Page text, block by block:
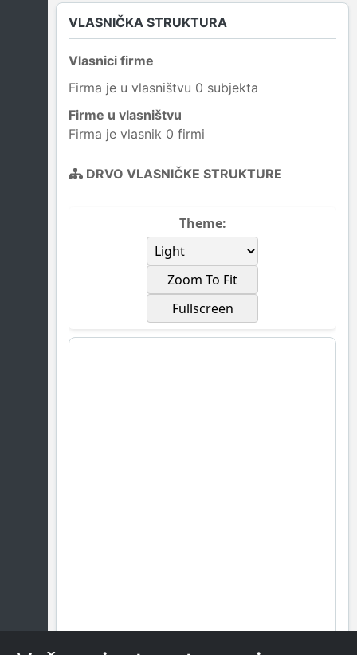
VLASNIČKA STRUKTURA
Vlasnici firme
Firma je u vlasništvu 0 subjekta
Firme u vlasništvu
Firma je vlasnik 0 firmi
DRVO VLASNIČKE STRUKTURE
Theme:
Zoom To Fit
Fullscreen